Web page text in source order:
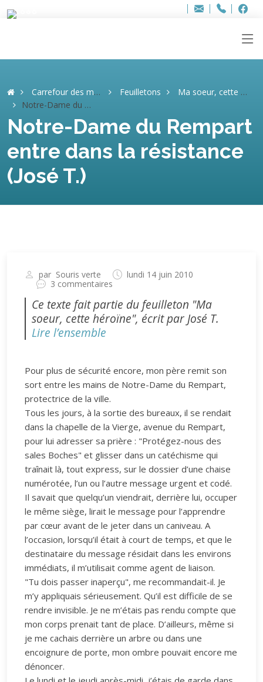
Adresse
info..hâthe..
Tel.
Tel.
Carrefour des mémoires Feuilletons
Ma soeur, cette héroïne (José T.)
Notre-Dame du Rempart entre dans la résistance (José T.)
Notre-Dame du Rempart
entre dans la résistance
(José T.)
par Souris verte
lundi 14 juin 2010
3 commentaires
Ce texte fait partie du feuilleton "Ma
soeur, cette héroïne", écrit par José T.
Lire l’ensemble
Pour plus de sécurité encore, mon père remit son
sort entre les mains de Notre-Dame du Rempart,
protectrice de la ville.
Tous les jours, à la sortie des bureaux, il se rendait
dans la chapelle de la Vierge, avenue du Rempart,
pour lui adresser sa prière : "Protégez-nous des
sales Boches" et glisser dans un catéchisme qui
traînait là, tout express, sur le dossier d’une chaise
numérotée, l’un ou l’autre message urgent et codé.
Il savait que quelqu’un viendrait, derrière lui, occuper
le même siège, lirait le message pour l’apprendre
par cœur avant de le jeter dans un caniveau. A
l’occasion, lorsqu’il était à court de temps, et que le
destinataire du message résidait dans les environs
immédiats, il m’utilisait comme agent de liaison.
"Tu dois passer inaperçu", me recommandait-il. Je
m’y appliquais sérieusement. Qu’il est difficile de se
rendre invisible. Je ne m’étais pas rendu compte que
mon corps prenait tant de place. D’ailleurs, même si
je me cachais derrière un arbre ou dans une
encoignure de porte, mon ombre pouvait encore me
dénoncer.